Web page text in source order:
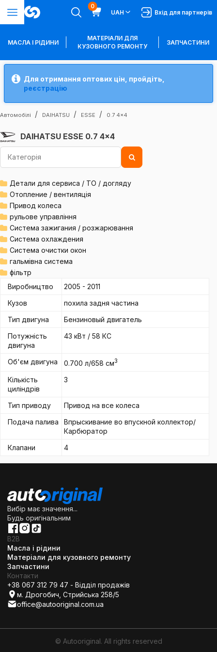
0
UAH
Вхід для партнерів
МАСЛА І РІДИНИ
МАТЕРІАЛИ ДЛЯ
КУЗОВНОГО РЕМОНТУ
ЗАПЧАСТИНИ
Для отримання оптових цін, пройдіть,
реєстрацію
Автомобілі DAIHATSU ESSE 0.7 4x4
DAIHATSU ESSE 0.7 4x4
Детали для сервиса / ТО / догляду
Отопление / вентиляція
Привод колеса
рульове управління
Система зажигания / розжарювання
Система охлаждения
Система очистки окон
гальмівна система
фільтр
Виробництво
2005 - 2011
Кузов
похила задня частина
Тип двигуна
Бензиновый двигатель
Потужність
двигуна
43 кВт / 58 КС
Об'єм двигуна 0.700 л/658 см3
Кількість
циліндрів
3
Тип приводу
Привод на все колеса
Подача палива
Впрыскивание во впускной коллектор/
Карбюратор
Клапани
4
Вибір має значення...
Будь оригінальним
B2B
Масла і рідини
Матеріали для кузовного ремонту
Запчастини
Контакти
+38 067 312 79 47 - Відділ продажів
м. Дрогобич, Стрийська 258/5
office@autooriginal.com.ua
© Autooriginal. All rights reserved